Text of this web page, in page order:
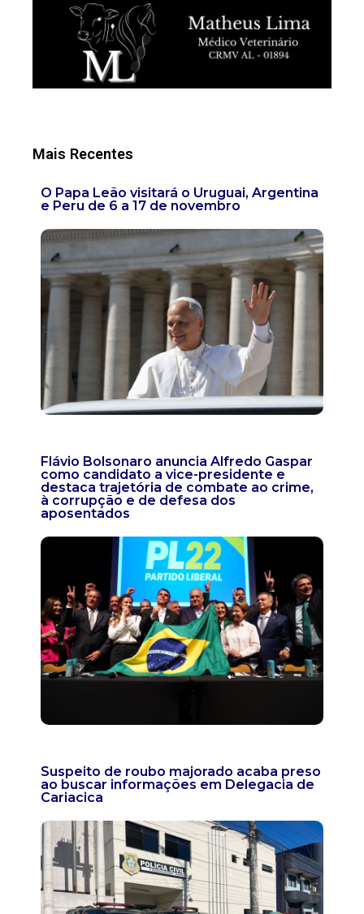
Mais Recentes
O Papa Leão visitará o Uruguai, Argentina
e Peru de 6 a 17 de novembro
Flávio Bolsonaro anuncia Alfredo Gaspar
como candidato a vice-presidente e
destaca trajetória de combate ao crime,
à corrupção e de defesa dos
aposentados
Suspeito de roubo majorado acaba preso
ao buscar informações em Delegacia de
Cariacica